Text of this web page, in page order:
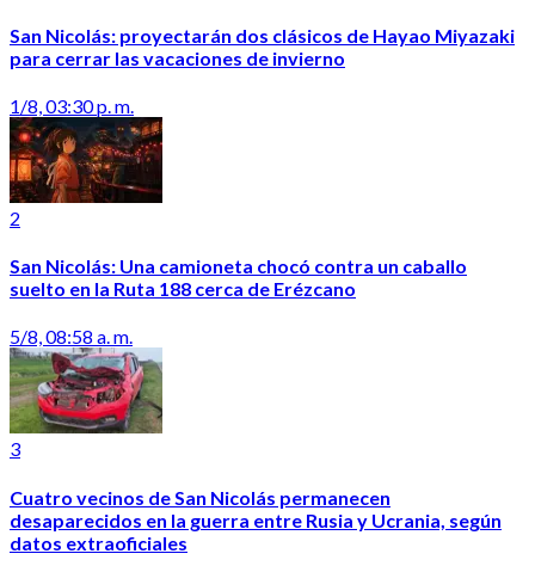
San Nicolás: proyectarán dos clásicos de Hayao Miyazaki
para cerrar las vacaciones de invierno
1/8, 03:30 p. m.
2
San Nicolás: Una camioneta chocó contra un caballo
suelto en la Ruta 188 cerca de Erézcano
5/8, 08:58 a. m.
3
Cuatro vecinos de San Nicolás permanecen
desaparecidos en la guerra entre Rusia y Ucrania, según
datos extraoficiales